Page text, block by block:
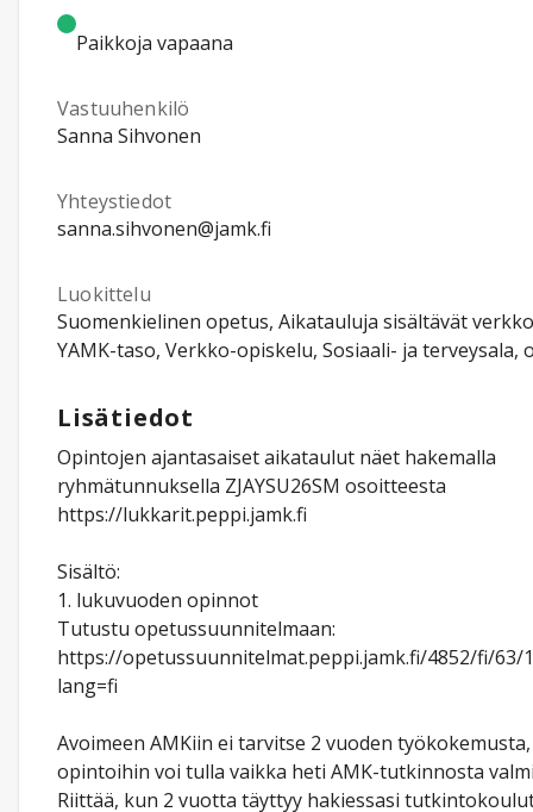
Paikkoja vapaana
Vastuuhenkilö
Sanna Sihvonen
Yhteystiedot
sanna.sihvonen@jamk.fi
Luokittelu
Suomenkielinen opetus, Aikatauluja sisältävät
YAMK-taso, Verkko-opiskelu, Sosiaali- ja terveysala,
Lisätiedot
Opintojen ajantasaiset aikataulut näet hakemalla
ryhmätunnuksella ZJAYSU26SM osoitteesta
https://lukkarit.peppi.jamk.fi
Sisältö:
1. lukuvuoden opinnot
Tutustu opetussuunnitelmaan:
https://opetussuunnitelmat.peppi.jamk.fi/4852/fi/63/
lang=fi
Avoimeen AMKiin ei tarvitse 2 vuoden
opintoihin voi tulla vaikka heti AMK-tutkinnosta
Riittää, kun 2 vuotta täyttyy hakiessasi